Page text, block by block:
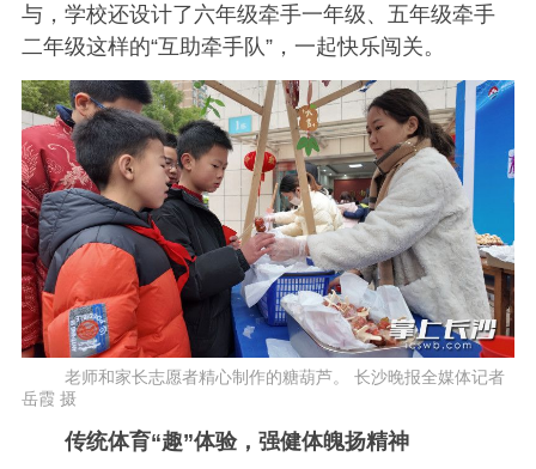
与，学校还设计了六年级牵手一年级、五年级牵手
二年级这样的“互助牵手队”，一起快乐闯关。
老师和家长志愿者精心制作的糖葫芦。 长沙晚报全媒体记者
岳霞 摄
传统体育“趣”体验，强健体魄扬精神